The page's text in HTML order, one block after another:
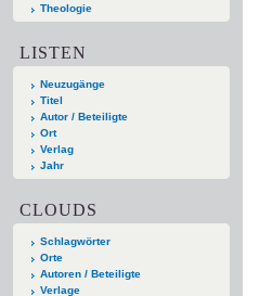
Theologie
LISTEN
Neuzugänge
Titel
Autor / Beteiligte
Ort
Verlag
Jahr
CLOUDS
Schlagwörter
Orte
Autoren / Beteiligte
Verlage